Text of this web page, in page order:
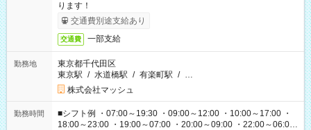
ります！
交通費別途支給あり
交通費 一部支給
勤務地
東京都千代田区
東京駅 / 水道橋駅 / 有楽町駅 / …
株式会社マッシュ
勤務時間
■シフト例 ・07:00～19:30 ・09:00～12:00 ・10:00～17:00 ・
18:00～23:00 ・19:00～07:00 ・20:00～09:00 ・22:00～06:00